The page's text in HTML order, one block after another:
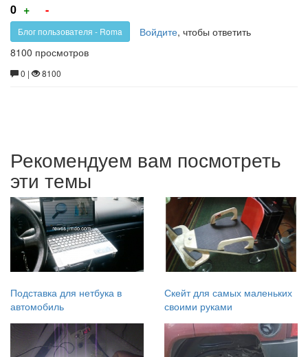
0 +
за!
-
против!
Блог пользователя - Roma Войдите, чтобы ответить
8100 просмотров
0 | 8100
Рекомендуем вам посмотреть
эти темы
Подставка для нетбука в
автомобиль
Скейт для самых маленьких
своими руками